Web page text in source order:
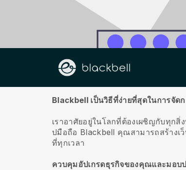
เกี่ยวกับเรา
Blackbell เป็นวิธีที่ง่ายที่สุดในการจั
เราอาศัยอยู่ในโลกที่ต้องเผชิญกับทุกสิ่
ปมือถือ Blackbell คุณสามารถสร้างเ
ที่ทุกเวลา
ควบคุมอัปเกรดธุรกิจของคุณและมอ